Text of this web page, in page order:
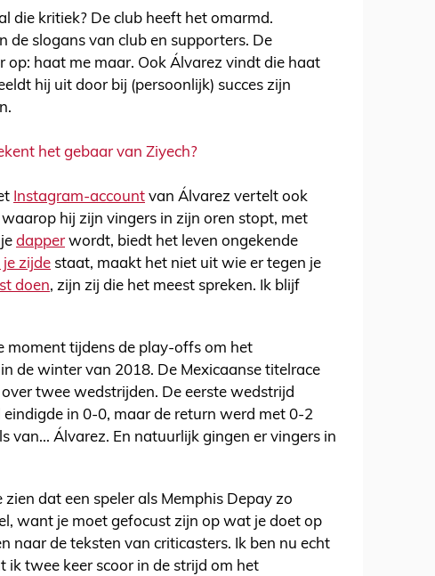
die kritiek? De club heeft het omarmd.
de slogans van club en supporters. De
op: haat me maar. Ook Álvarez vindt die haat
hij uit door bij (persoonlijk) succes zijn
het gebaar van Ziyech?
Instagram-account van Álvarez vertelt ook
hij zijn vingers in zijn oren stopt, met
dapper wordt, biedt het leven ongekende
je zijde staat, maakt het niet uit wie er tegen je
doen, zijn zij die het meest spreken. Ik blijf
moment tijdens de play-offs om het
de winter van 2018. De Mexicaanse titelrace
twee wedstrijden. De eerste wedstrijd
in 0-0, maar de return werd met 0-2
van... Álvarez. En natuurlijk gingen er vingers in
dat een speler als Memphis Depay zo
want je moet gefocust zijn op wat je doet op
naar de teksten van criticasters. Ik ben nu echt
ik twee keer scoor in de strijd om het